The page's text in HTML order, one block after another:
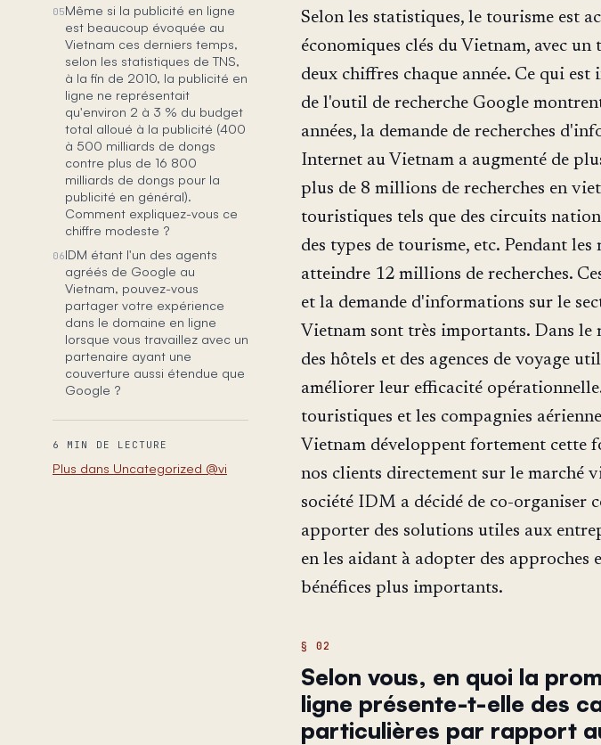
05Même si la publicité en ligne
est beaucoup évoquée au
Vietnam ces derniers temps,
selon les statistiques de TNS,
à la fin de 2010, la publicité en
ligne ne représentait
qu'environ 2 à 3 % du budget
total alloué à la publicité (400
à 500 milliards de dongs
contre plus de 16 800
milliards de dongs pour la
publicité en général).
Comment expliquez-vous ce
chiffre modeste ?
06IDM étant l'un des agents
agréés de Google au
Vietnam, pouvez-vous
partager votre expérience
dans le domaine en ligne
lorsque vous travaillez avec un
partenaire ayant une
couverture aussi étendue que
Google ?
6 MIN DE LECTURE
Plus dans Uncategorized @vi
Selon les statistiques, le tourisme est
économiques clés du Vietnam, avec
deux chiffres chaque année. Ce qui est
de l'outil de recherche Google
années, la demande de recherches
Internet au Vietnam a augmenté de
plus de 8 millions de recherches en
touristiques tels que des circuits
des types de tourisme, etc. Pendant
atteindre 12 millions de recherches.
et la demande d'informations sur le
Vietnam sont très importants. Dans
des hôtels et des agences de voyage
améliorer leur efficacité
touristiques et les compagnies
Vietnam développent fortement cette
nos clients directement sur le marché
société IDM a décidé de co-organiser
apporter des solutions utiles aux
en les aidant à adopter des approches
bénéfices plus importants.
Selon vous, en quoi la
ligne présente-t-elle des
particulières par rapport